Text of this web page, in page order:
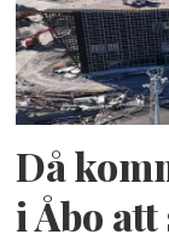
Då
i Åbo